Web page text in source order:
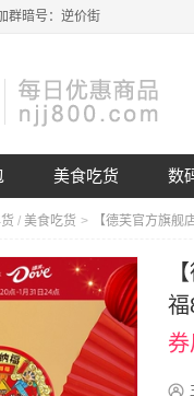
群暗号：逆价街
美食吃货 数
/ 美食吃货 >
福